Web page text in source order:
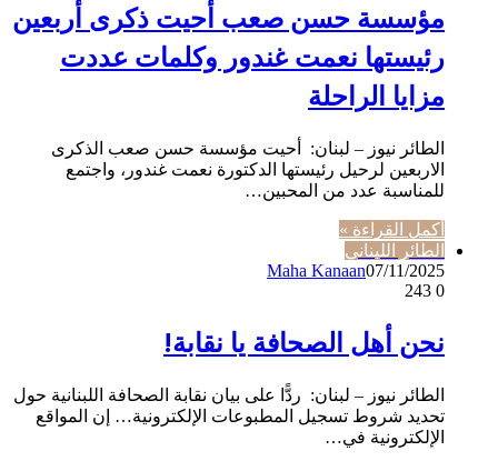
مؤسسة حسن صعب أحيت ذكرى أربعين
رئيستها نعمت غندور وكلمات عددت
مزايا الراحلة
الطائر نيوز – لبنان: أحيت مؤسسة حسن صعب الذكرى
الاربعين لرحيل رئيستها الدكتورة نعمت غندور، واجتمع
للمناسبة عدد من المحبين…
أكمل القراءة »
الطائر اللبناني
Maha Kanaan07/11/2025
0
نحن أهل الصحافة يا نقابة!
الطائر نيوز – لبنان: ردًّا على بيان نقابة الصحافة اللبنانية حول
تحديد شروط تسجيل المطبوعات الإلكترونية… إن المواقع
الإلكترونية في…